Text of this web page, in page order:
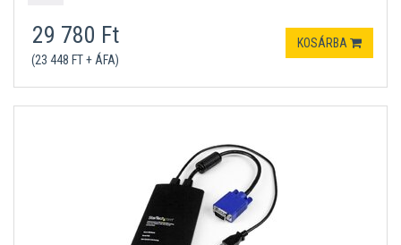
29 780 Ft
(23 448 FT + ÁFA)
KOSÁRBA